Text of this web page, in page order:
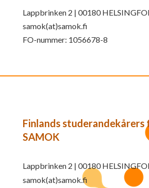
Lappbrinken 2 | 00180
samok(at)samok.fi
FO-nummer: 1056678-8
Finlands studerandekårers
SAMOK
Lappbrinken 2 | 00180
samok(at)samok.fi